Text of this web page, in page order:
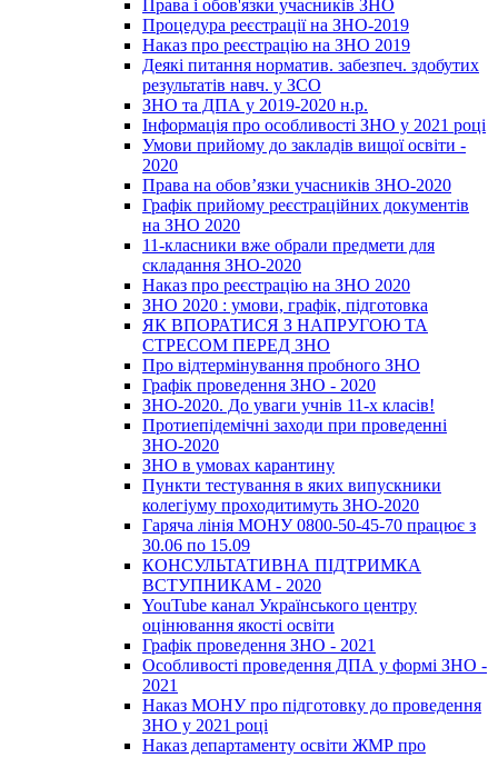
Права і обов'язки учасників ЗНО
Процедура реєстрації на ЗНО-2019
Наказ про реєстрацію на ЗНО 2019
Деякі питання норматив. забезпеч. здобутих
результатів навч. у ЗСО
ЗНО та ДПА у 2019-2020 н.р.
Інформація про особливості ЗНО у 2021 році
Умови прийому до закладів вищої освіти -
2020
Права на обов’язки учасників ЗНО-2020
Графік прийому реєстраційних документів
на ЗНО 2020
11-класники вже обрали предмети для
складання ЗНО-2020
Наказ про реєстрацію на ЗНО 2020
ЗНО 2020 : умови, графік, підготовка
ЯК ВПОРАТИСЯ З НАПРУГОЮ ТА
СТРЕСОМ ПЕРЕД ЗНО
Про відтермінування пробного ЗНО
Графік проведення ЗНО - 2020
ЗНО-2020. До уваги учнів 11-х класів!
Протиепідемічні заходи при проведенні
ЗНО-2020
ЗНО в умовах карантину
Пункти тестування в яких випускники
колегіуму проходитимуть ЗНО-2020
Гаряча лінія МОНУ 0800-50-45-70 працює з
30.06 по 15.09
КОНСУЛЬТАТИВНА ПІДТРИМКА
ВСТУПНИКАМ - 2020
YouTube канал Українського центру
оцінювання якості освіти
Графік проведення ЗНО - 2021
Особливості проведення ДПА у формі ЗНО -
2021
Наказ МОНУ про підготовку до проведення
ЗНО у 2021 році
Наказ департаменту освіти ЖМР про